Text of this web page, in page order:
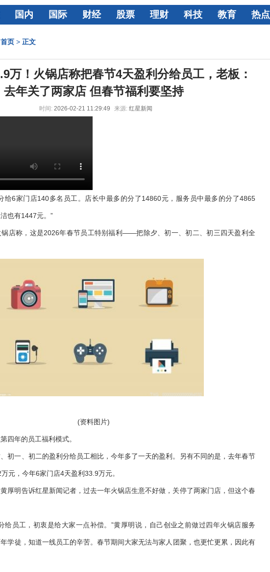
国内 国际 财经 股票 理财 科技 教育 热点
首页> 正文
万！火锅店称把春节4天盈利分给员工，老板：
去年关了两家店 但春节福利要坚持
时间: 2026-02-21 11:29:49 来源: 红星新闻
给6家门店140多名员工。店长中最多的分了14860元，服务员中最多的分了4865
也有1447元。”
锅店称，这是2026年春节员工特别福利——把除夕、初一、初二、初三四天盈利全
(资料图片)
四年的员工福利模式。
初一、初二的盈利分给员工相比，今年多了一天的盈利。另有不同的是，去年春节
元，今年6家门店4天盈利33.9万元。
厚明告诉红星新闻记者，过去一年火锅店生意不好做，关停了两家门店，但这个春
给员工，初衷是给大家一点补偿。”黄厚明说，自己创业之前做过四年火锅店服务
学徒，知道一线员工的辛苦。春节期间大家无法与家人团聚，也更忙更累，因此有